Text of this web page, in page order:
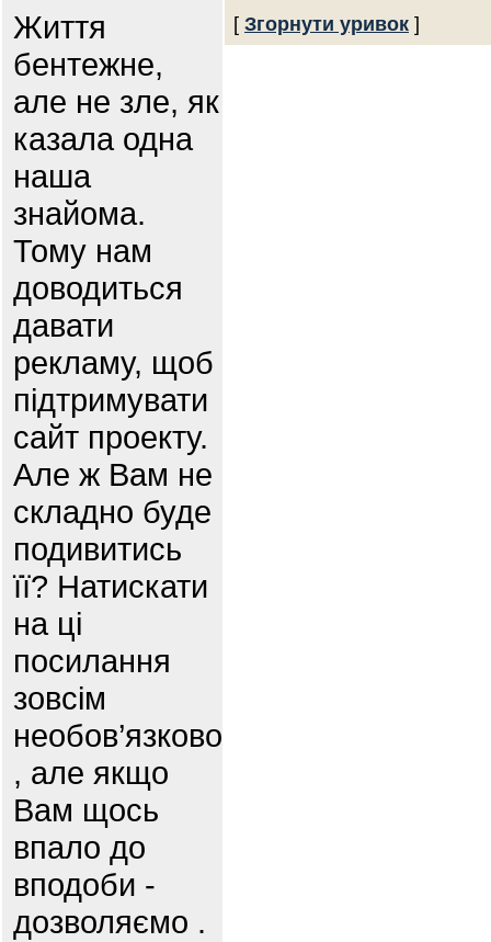
Життя
бентежне,
але не зле, як
казала одна
наша
знайома.
Тому нам
доводиться
давати
рекламу, щоб
підтримувати
сайт проекту.
Але ж Вам не
складно буде
подивитись
її? Натискати
на ці
посилання
зовсім
необов’язково
, але якщо
Вам щось
впало до
вподоби -
дозволяємо .
[ Згорнути уривок ]